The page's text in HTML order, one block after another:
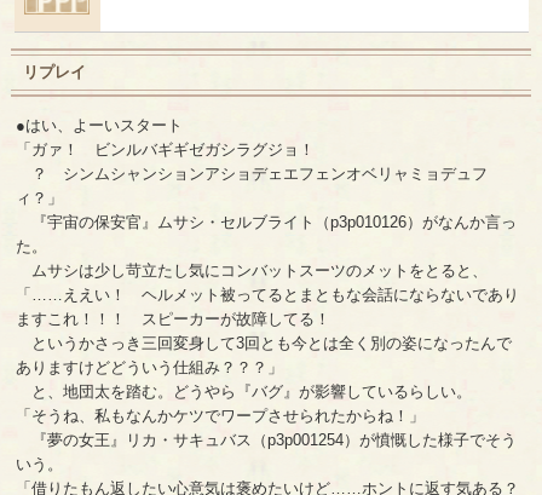
リプレイ
●はい、よーいスタート
「ガァ！ ビンルバギギゼガシラグジョ！
？ シンムシャンションアショデェエフェンオベリャミョデュフ
ィ？」
『宇宙の保安官』ムサシ・セルブライト（p3p010126）がなんか言っ
た。
ムサシは少し苛立たし気にコンバットスーツのメットをとると、
「……ええい！ ヘルメット被ってるとまともな会話にならないであり
ますこれ！！！ スピーカーが故障してる！
というかさっき三回変身して3回とも今とは全く別の姿になったんで
ありますけどどういう仕組み？？？」
と、地団太を踏む。どうやら『バグ』が影響しているらしい。
「そうね、私もなんかケツでワープさせられたからね！」
『夢の女王』リカ・サキュバス（p3p001254）が憤慨した様子でそう
いう。
「借りたもん返したい心意気は褒めたいけど……ホントに返す気ある？